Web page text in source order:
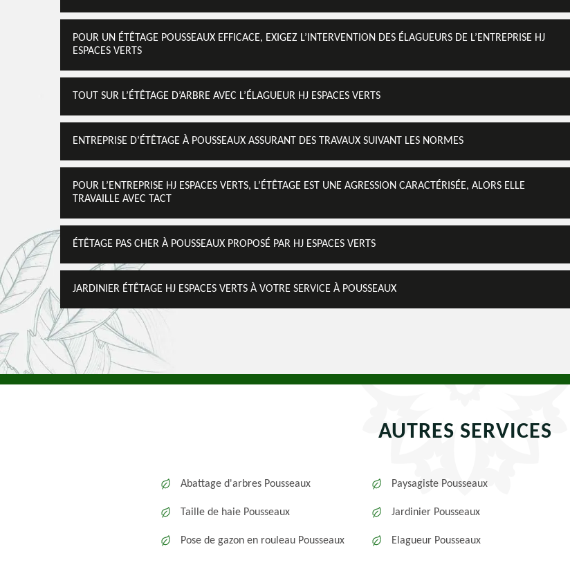
POUR UN ÉTÊTAGE POUSSEAUX EFFICACE, EXIGEZ L’INTERVENTION DES ÉLAGUEURS DE L’ENTREPRISE HJ
ESPACES VERTS
TOUT SUR L’ÉTÊTAGE D’ARBRE AVEC L’ÉLAGUEUR HJ ESPACES VERTS
ENTREPRISE D’ÉTÊTAGE À POUSSEAUX ASSURANT DES TRAVAUX SUIVANT LES NORMES
POUR L’ENTREPRISE HJ ESPACES VERTS, L’ÉTÊTAGE EST UNE AGRESSION CARACTÉRISÉE, ALORS ELLE
TRAVAILLE AVEC TACT
ÉTÊTAGE PAS CHER À POUSSEAUX PROPOSÉ PAR HJ ESPACES VERTS
JARDINIER ÉTÊTAGE HJ ESPACES VERTS À VOTRE SERVICE À POUSSEAUX
AUTRES SERVICES
Abattage d'arbres Pousseaux
Taille de haie Pousseaux
Pose de gazon en rouleau Pousseaux
Paysagiste Pousseaux
Jardinier Pousseaux
Elagueur Pousseaux